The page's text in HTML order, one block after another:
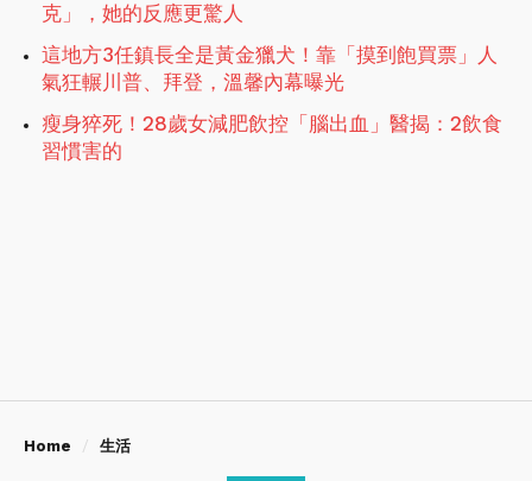
克」，她的反應更驚人
這地方3任鎮長全是黃金獵犬！靠「摸到飽買票」人
氣狂輾川普、拜登，溫馨內幕曝光
瘦身猝死！28歲女減肥飲控「腦出血」醫揭：2飲食
習慣害的
Home 生活